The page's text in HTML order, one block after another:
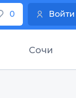
0 Войти
Сочи